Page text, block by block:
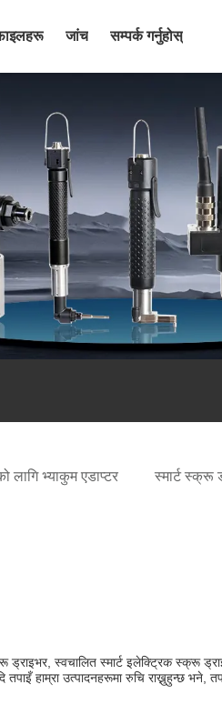
जांच सम्पर्क गर्नुहोस्
लागि भ्याकुम एडाप्टर स्मार्ट स्क्रू
स्वचालित स्मार्ट इलेक्ट्रिक स्क्रू
हाम्रा उत्पादनहरूमा रुचि राख्नुहुन्छ भने,